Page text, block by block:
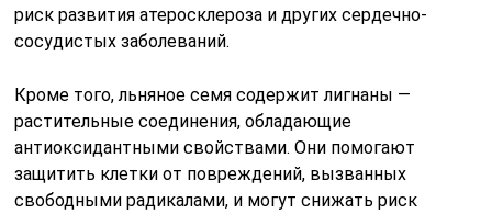
риск развития атеросклероза и других сердечно-
сосудистых заболеваний.
Кроме того, льняное семя содержит лигнаны —
растительные соединения, обладающие
антиоксидантными свойствами. Они помогают
защитить клетки от повреждений, вызванных
свободными радикалами, и могут снижать риск